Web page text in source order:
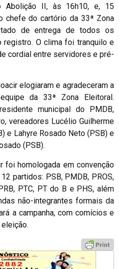
Abolição II, às 16h10, e, 15
chefe do cartório da 33ª Zona
de entrega de todos os
registro. O clima foi tranquilo e
cordial entre servidores e pré-
elogiaram e agradeceram a
da 33ª Zona Eleitoral.
municipal do PMDB,
vereadores Lucélio Guilherme
e Lahyre Rosado Neto (PSB) e
(PSB).
foi homologada em convenção
partidos: PSB, PMDB, PROS,
PTC, PT do B e PHS, além
não-integrantes formais da
a campanha, com comícios e